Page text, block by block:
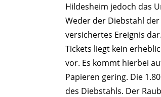
Hildesheim jedoch das
Weder der Diebstahl
versichertes Ereignis
Tickets liegt kein
vor. Es kommt hierbei
Papieren gering. Die
des Diebstahls. Der